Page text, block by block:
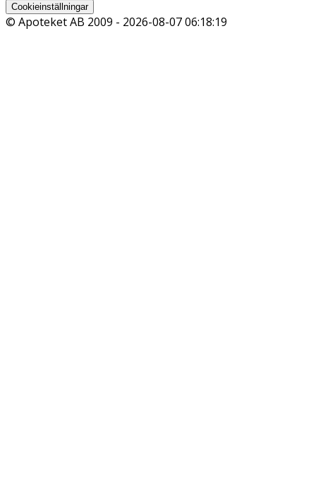
Cookieinställningar
© Apoteket AB 2009 - 2026-08-07 06:18:19